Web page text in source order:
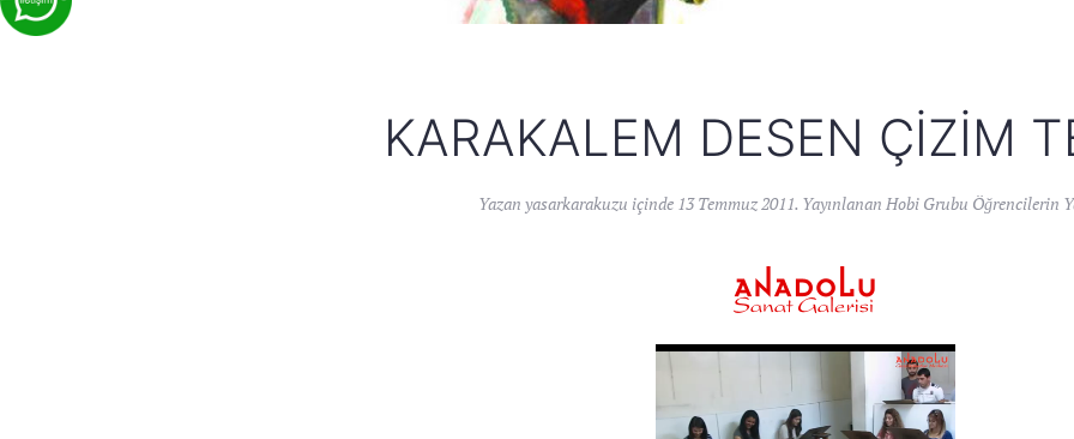
KARAKALEM DESEN ÇIZIM
Yazan yasarkarakuzu içinde 13 Temmuz 2011. Yayınlanan Hobi Grubu Öğrencilerin